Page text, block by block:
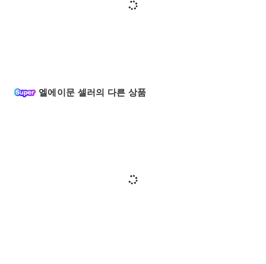
엘에이문 셀러의 다른 상품